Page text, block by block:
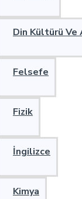
Din Kültürü
Felsefe
Fizik
İngilizce
Kimya